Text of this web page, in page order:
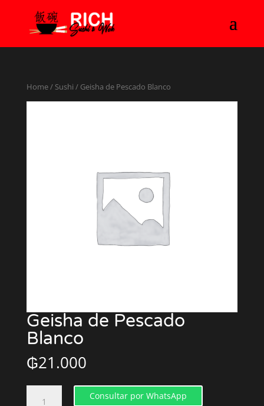
Home/ Sushi / Geisha de Pescado Blanco
Geisha de Pescado
Blanco
₲21.000
Consultar por WhatsApp